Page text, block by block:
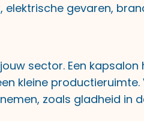
gevaren,
sector. Een
kleine productieruimte.
zoals gladheid in